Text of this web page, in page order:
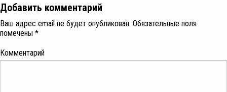
Добавить комментарий
Ваш адрес email не будет опубликован. Обязательные поля
помечены *
Комментарий